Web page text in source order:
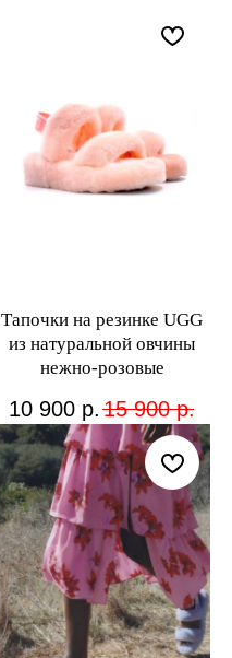
Тапочки на резинке UGG
из натуральной овчины
нежно-розовые
10 900 р. 15 900 р.